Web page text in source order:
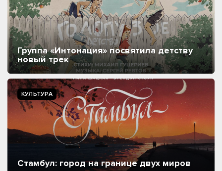
Группа «Интонация» посвятила детству
новый трек
КУЛЬТУРА
Стамбул: город на границе двух миров